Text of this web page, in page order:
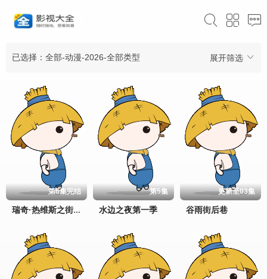
展开筛选
已选择：全部-动漫-2026-全部类型
第6集完结
瑞奇·热维斯之街猫一族
第5集
水边之夜第一季
更新至03集
谷雨街后巷